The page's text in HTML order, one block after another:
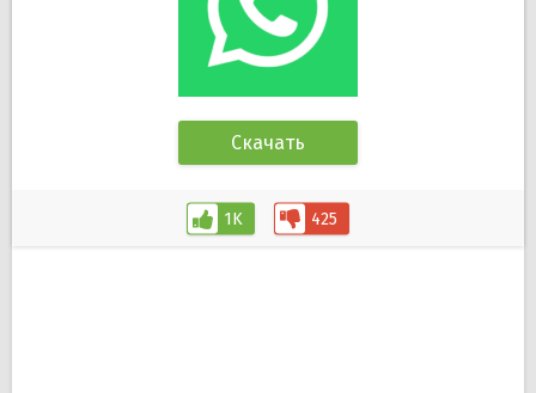
Скачать
1K 425